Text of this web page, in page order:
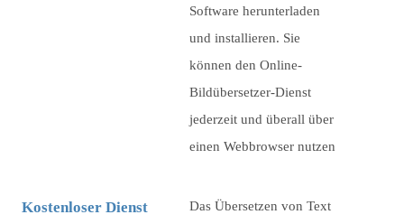
Software herunterladen
und installieren. Sie
können den Online-
Bildübersetzer-Dienst
jederzeit und überall über
einen Webbrowser nutzen
Kostenloser Dienst
Das Übersetzen von Text